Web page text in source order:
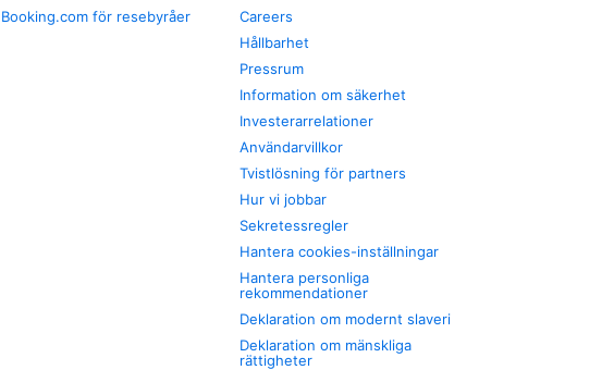
Booking.com för resebyråer
Careers
Hållbarhet
Pressrum
Information om säkerhet
Investerarrelationer
Användarvillkor
Tvistlösning för partners
Hur vi jobbar
Sekretessregler
Hantera cookies-inställningar
Hantera personliga
rekommendationer
Deklaration om modernt slaveri
Deklaration om mänskliga
rättigheter